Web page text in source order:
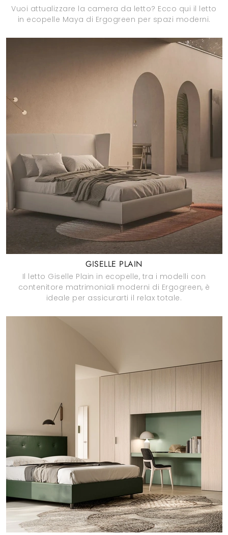
Vuoi attualizzare la camera da letto? Ecco qui il letto
in ecopelle Maya di Ergogreen per spazi moderni.
GISELLE PLAIN
Il letto Giselle Plain in ecopelle, tra i modelli con
contenitore matrimoniali moderni di Ergogreen, è
ideale per assicurarti il relax totale.